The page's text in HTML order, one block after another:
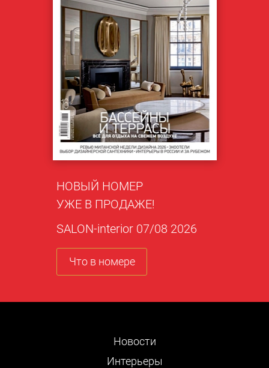
НОВЫЙ НОМЕР
УЖЕ В ПРОДАЖЕ!
SALON-interior 07/08 2026
Что в номере
Новости
Интерьеры